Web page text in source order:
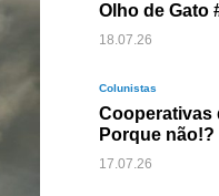
Olho de Gato
18.07.26
Colunistas
Cooperativas
Porque não!?
17.07.26